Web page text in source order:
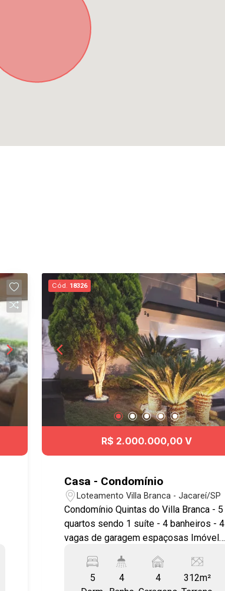
Cód. 18326
R$ 2.000.000,00 V
Casa - Condomínio
Loteamento Villa Branca - Jacareí/SP
Condomínio Quintas do Villa Branca - 5
quartos sendo 1 suíte - 4 banheiros - 4
vagas de garagem espaçosas Imóvel
direito alto, integração entre estar e
jantar, além de excelente iluminação
5
4
4
312m²